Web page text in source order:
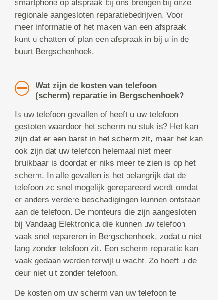
smartphone op afspraak bij ons brengen bij onze
regionale aangesloten reparatiebedrijven. Voor
meer informatie of het maken van een afspraak
kunt u chatten of plan een afspraak in bij u in de
buurt Bergschenhoek.
Wat zijn de kosten van telefoon
(scherm) reparatie in Bergschenhoek?
Is uw telefoon gevallen of heeft u uw telefoon
gestoten waardoor het scherm nu stuk is? Het kan
zijn dat er een barst in het scherm zit, maar het kan
ook zijn dat uw telefoon helemaal niet meer
bruikbaar is doordat er niks meer te zien is op het
scherm. In alle gevallen is het belangrijk dat de
telefoon zo snel mogelijk gerepareerd wordt omdat
er anders verdere beschadigingen kunnen ontstaan
aan de telefoon. De monteurs die zijn aangesloten
bij Vandaag Elektronica die kunnen uw telefoon
vaak snel repareren in Bergschenhoek, zodat u niet
lang zonder telefoon zit. Een scherm reparatie kan
vaak gedaan worden terwijl u wacht. Zo hoeft u de
deur niet uit zonder telefoon.
De kosten om uw scherm van uw telefoon te